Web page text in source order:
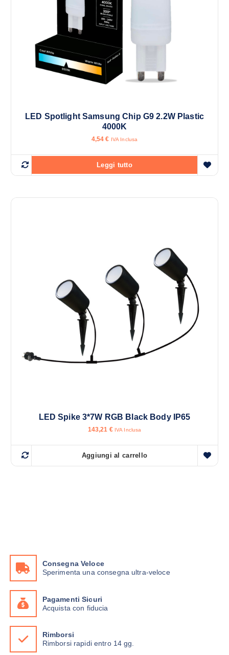
LED Spotlight Samsung Chip G9 2.2W Plastic
4000K
4,54€ IVA Inclusa
Leggi tutto
LED Spike 3*7W RGB Black Body IP65
143,21 € IVA Inclusa
Aggiungi al carrello
Consegna Veloce
Sperimenta una consegna ultra-veloce
Pagamenti Sicuri
Acquista con fiducia
Rimborsi
Rimborsi rapidi entro 14 gg.